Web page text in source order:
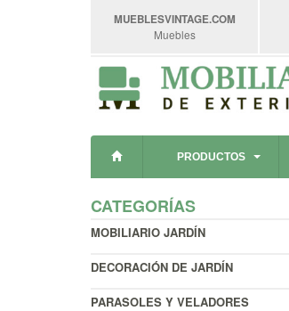
MUEBLESVINTAGE.COM
Muebles
PRODUCTOS
CATEGORÍAS
MOBILIARIO JARDÍN
DECORACIÓN DE JARDÍN
PARASOLES Y VELADORES